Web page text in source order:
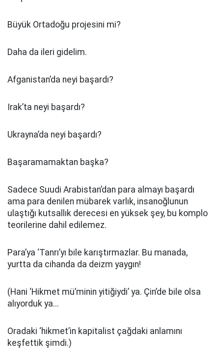
Büyük Ortadoğu projesini mi?
Daha da ileri gidelim.
Afganistan’da neyi başardı?
Irak’ta neyi başardı?
Ukrayna’da neyi başardı?
Başaramamaktan başka?
Sadece Suudi Arabistan’dan para almayı başardı
ama para denilen mübarek varlık, insanoğlunun
ulaştığı kutsallık derecesi en yüksek şey, bu komplo
teorilerine dahil edilemez.
Para’ya ‘Tanrı’yı bile karıştırmazlar. Bu manada,
yurtta da cihanda da deizm yaygın!
(Hani ‘Hikmet mü’minin yitiğiydi’ ya. Çin’de bile olsa
alıyorduk ya...
Oradaki ‘hikmet’in kapitalist çağdaki anlamını
keşfettik şimdi.)